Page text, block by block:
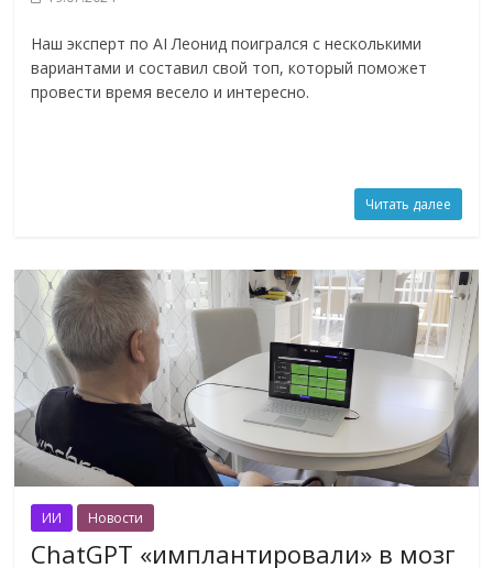
Наш эксперт по AI Леонид поигрался с несколькими
вариантами и составил свой топ, который поможет
провести время весело и интересно.
Читать далее
ИИ Новости
ChatGPT «имплантировали» в мозг